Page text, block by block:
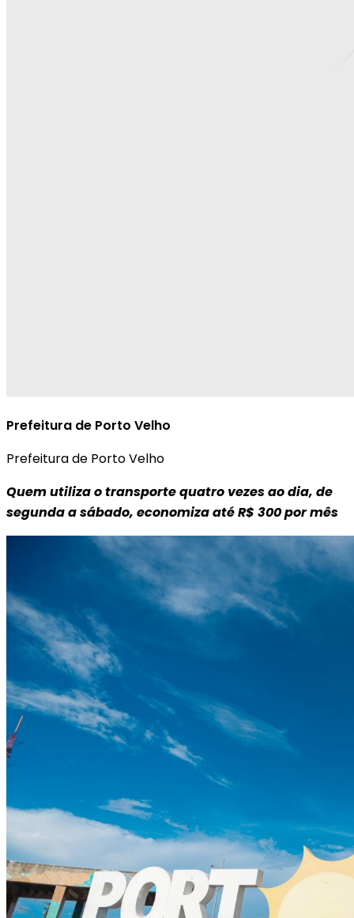
Prefeitura de Porto Velho
Prefeitura de Porto Velho
Quem utiliza o transporte quatro vezes ao dia, de
segunda a sábado, economiza até R$ 300 por mês